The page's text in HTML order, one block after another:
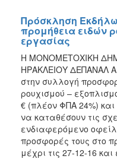
Πρόσκληση
προμήθεια ειδών
εργασίας
Η ΜΟΝΟΜΕΤΟΧΙΚΗ
ΗΡΑΚΛΕΙΟΥ ΔΕΠΑΝΑΛ
στην συλλογή
ρουχισμού –
€ (πλέον ΦΠΑ 24%)
να καταθέσουν τις
ενδιαφερόμενο
προσφορές τους στο
μέχρι τις 27-12-16